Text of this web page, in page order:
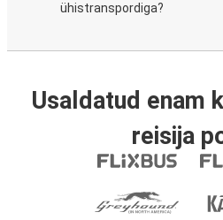
ühistranspordiga?
Usaldatud enam
reisija